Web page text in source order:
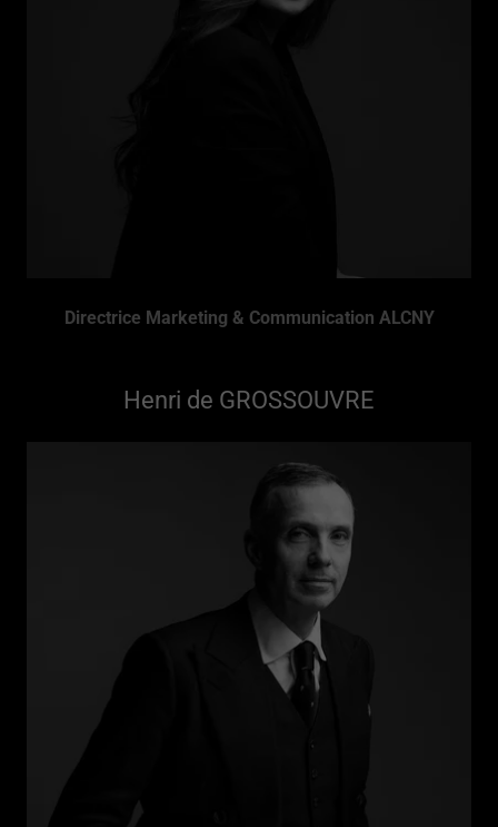
Directrice Marketing & Communication ALCNY
Henri de GROSSOUVRE